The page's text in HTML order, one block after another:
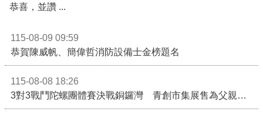
恭喜，並讚 ...
115-08-09 09:59
恭賀陳威帆、簡偉哲消防設備士金榜題名
115-08-08 18:26
3對3戰鬥陀螺團體賽決戰銅鑼灣 青創市集展售為父親節增添繽紛